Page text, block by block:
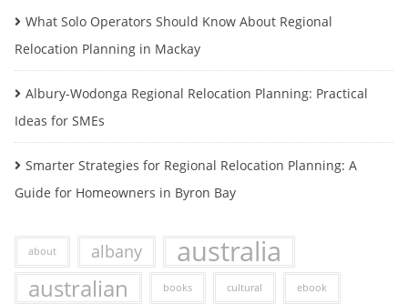
What Solo Operators Should Know About Regional
Relocation Planning in Mackay
Albury-Wodonga Regional Relocation Planning: Practical
Ideas for SMEs
Smarter Strategies for Regional Relocation Planning: A
Guide for Homeowners in Byron Bay
about albany australia
australian books cultural ebook